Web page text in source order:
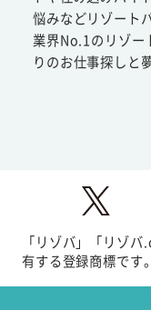
悩みなどリゾート
業界No.1のリゾー
りのお仕事探しと
「リゾバ」「リゾ
有する登録商標です。